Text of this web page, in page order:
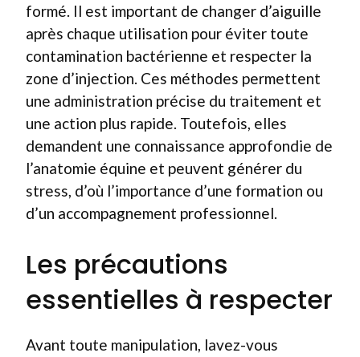
formé. Il est important de changer d’aiguille
après chaque utilisation pour éviter toute
contamination bactérienne et respecter la
zone d’injection. Ces méthodes permettent
une administration précise du traitement et
une action plus rapide. Toutefois, elles
demandent une connaissance approfondie de
l’anatomie équine et peuvent générer du
stress, d’où l’importance d’une formation ou
d’un accompagnement professionnel.
Les précautions
essentielles à respecter
Avant toute manipulation, lavez-vous